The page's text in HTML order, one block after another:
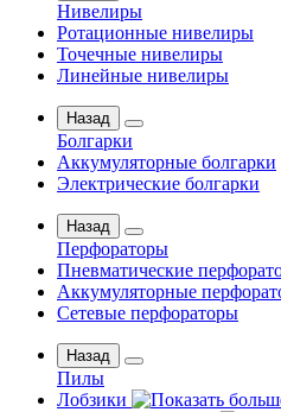
Нивелиры
Ротационные нивелиры
Точечные нивелиры
Линейные нивелиры
Назад
Болгарки
Аккумуляторные болгарки
Электрические болгарки
Назад
Перфораторы
Пневматические
Аккумуляторные
Сетевые перфораторы
Назад
Пилы
Лобзики